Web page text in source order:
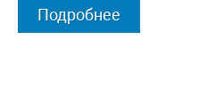
Подробнее